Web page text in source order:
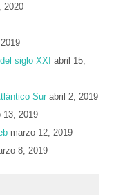
2020
siglo XXI
abril 15,
Sur abril 2, 2019
13, 2019
marzo 12, 2019
8, 2019